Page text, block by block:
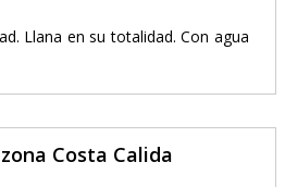
Llana en su totalidad. Con agua
Costa Calida